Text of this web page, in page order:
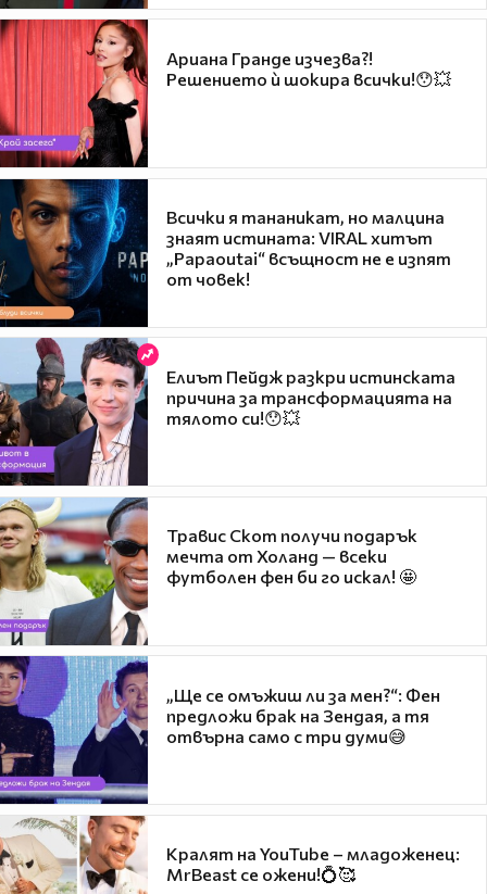
Ариана Гранде изчезва?!
Решението ѝ шокира всички!😯💥
Всички я тананикат, но малцина
знаят истината: VIRAL хитът
„Papaoutai“ всъщност не е изпят
от човек!
Елиът Пейдж разкри истинската
причина за трансформацията на
тялото си!😯💥
Травис Скот получи подарък
мечта от Холанд — всеки
футболен фен би го искал! 🤩
„Ще се омъжиш ли за мен?“: Фен
предложи брак на Зендая, а тя
отвърна само с три думи😅
Кралят на YouTube – младоженец:
MrBeast се ожени!💍🥰